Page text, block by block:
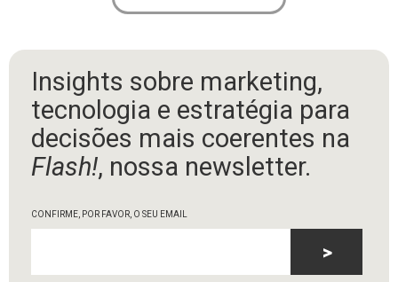
Insights sobre marketing,
tecnologia e estratégia para
decisões mais coerentes na
Flash!, nossa newsletter.
CONFIRME, POR FAVOR, O SEU EMAIL
>